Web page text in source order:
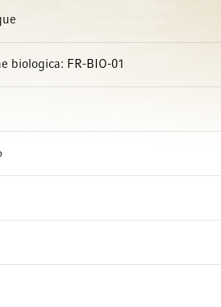
biologica: FR-BIO-01